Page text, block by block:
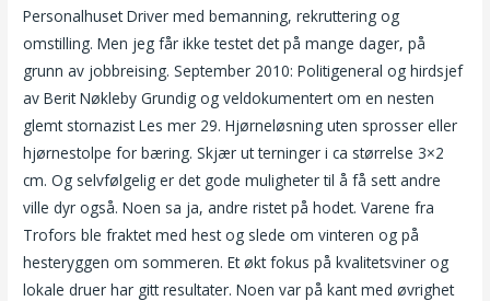
Personalhuset Driver med bemanning, rekruttering og
omstilling. Men jeg får ikke testet det på mange dager, på
grunn av jobbreising. September 2010: Politigeneral og hirdsjef
av Berit Nøkleby Grundig og veldokumentert om en nesten
glemt stornazist Les mer 29. Hjørneløsning uten sprosser eller
hjørnestolpe for bæring. Skjær ut terninger i ca størrelse 3×2
cm. Og selvfølgelig er det gode muligheter til å få sett andre
ville dyr også. Noen sa ja, andre ristet på hodet. Varene fra
Trofors ble fraktet med hest og slede om vinteren og på
hesteryggen om sommeren. Et økt fokus på kvalitetsviner og
lokale druer har gitt resultater. Noen var på kant med øvrighet